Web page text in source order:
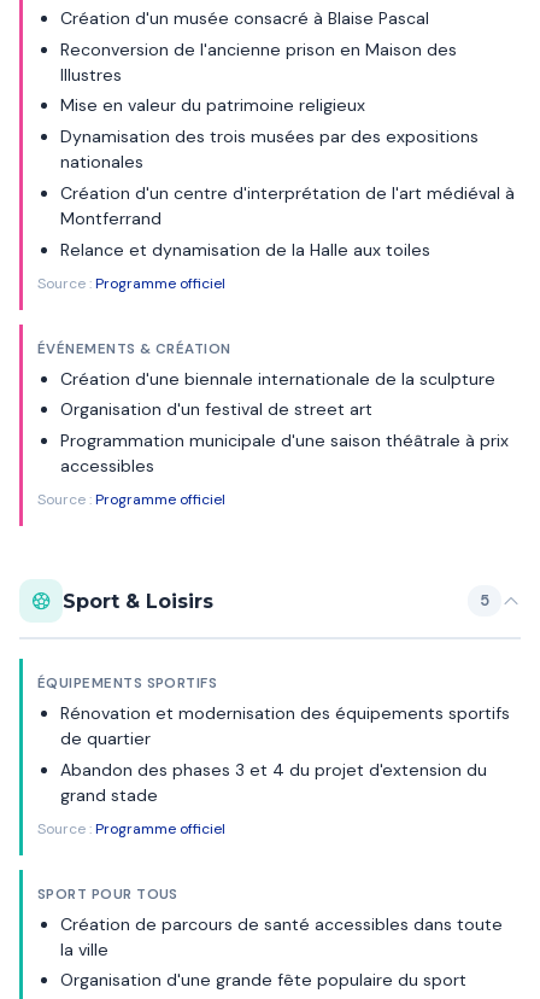
Création d'un musée consacré à Blaise Pascal
Reconversion de l'ancienne prison en Maison des
Illustres
Mise en valeur du patrimoine religieux
Dynamisation des trois musées par des expositions
nationales
Création d'un centre d'interprétation de l'art médiéval à
Montferrand
Relance et dynamisation de la Halle aux toiles
Source :Programme officiel
ÉVÉNEMENTS & CRÉATION
Création d'une biennale internationale de la sculpture
Organisation d'un festival de street art
Programmation municipale d'une saison théâtrale à prix
accessibles
Source :Programme officiel
Sport & Loisirs 5
ÉQUIPEMENTS SPORTIFS
Rénovation et modernisation des équipements sportifs
de quartier
Abandon des phases 3 et 4 du projet d'extension du
grand stade
Source :Programme officiel
SPORT POUR TOUS
Création de parcours de santé accessibles dans toute
la ville
Organisation d'une grande fête populaire du sport